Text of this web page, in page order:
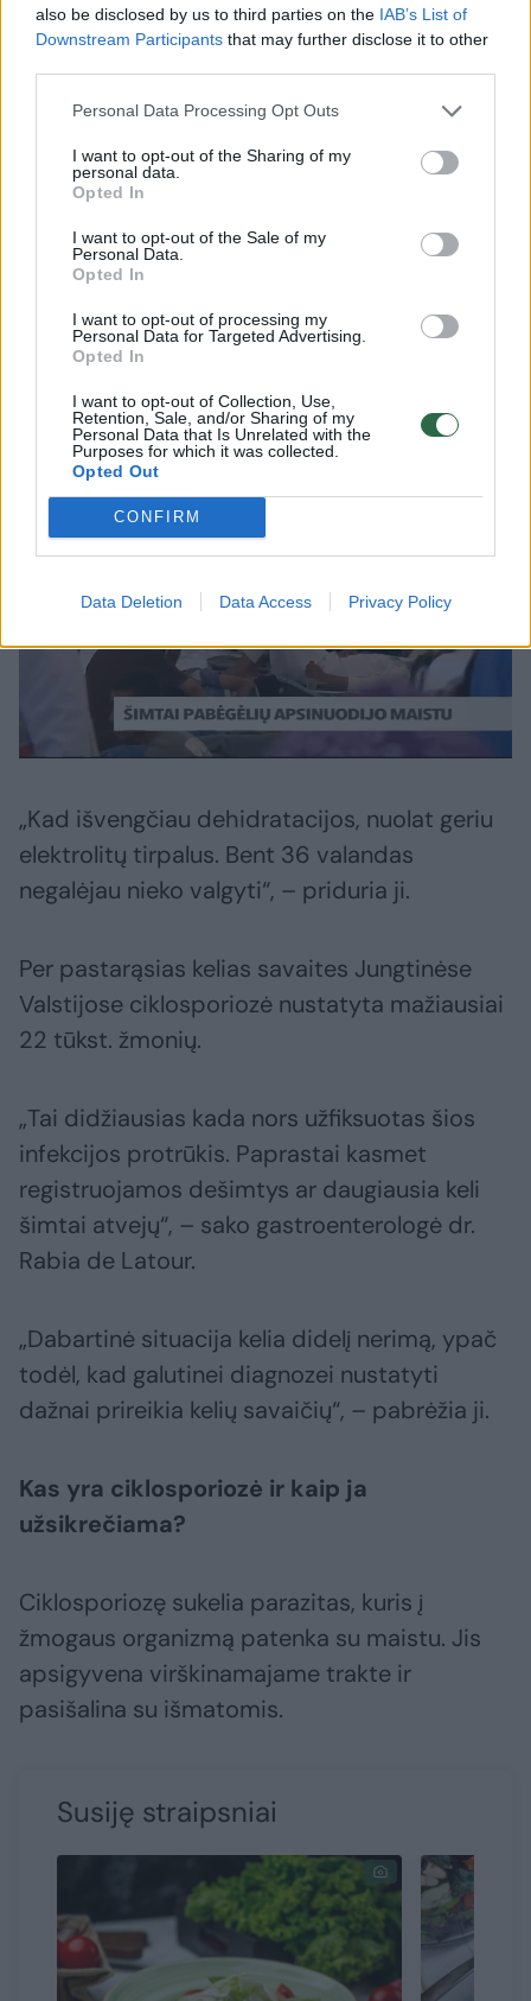
also be disclosed by us to third parties on the IAB’s List of
Downstream Participants that may further disclose it to other
Personal Data Processing Opt Outs
I want to opt-out of the Sharing of my
personal data.
Opted In
I want to opt-out of the Sale of my
Personal Data.
Opted In
I want to opt-out of processing my
Personal Data for Targeted Advertising.
Opted In
I want to opt-out of Collection, Use,
Retention, Sale, and/or Sharing of my
Personal Data that Is Unrelated with the
Purposes for which it was collected.
Opted Out
CONFIRM
Data Deletion Data Access Privacy Policy
simptomai nėra specifiniai.
„Iš pradžių mane kamavo labai stiprus
viduriavimas. Vėliau prasidėjo pilvo
skausmai“, – pasakoja ciklosporioze susirgusi
Gretchen Pleuss.
Neregėto masto masinis žmonių
apsinuodijimas Irake
„Kad išvengčiau dehidratacijos, nuolat geriu
elektrolitų tirpalus. Bent 36 valandas
negalėjau nieko valgyti“, – priduria ji.
Per pastarąsias kelias savaites Jungtinėse
Valstijose ciklosporiozė nustatyta mažiausiai
22 tūkst. žmonių.
„Tai didžiausias kada nors užfiksuotas šios
infekcijos protrūkis. Paprastai kasmet
registruojamos dešimtys ar daugiausia keli
šimtai atvejų“, – sako gastroenterologė dr.
Rabia de Latour.
„Dabartinė situacija kelia didelį nerimą, ypač
todėl, kad galutinei diagnozei nustatyti
dažnai prireikia kelių savaičių“, – pabrėžia ji.
Kas yra ciklosporiozė ir kaip ja
užsikrečiama?
Ciklosporiozę sukelia parazitas, kuris į
žmogaus organizmą patenka su maistu. Jis
apsigyvena virškinamajame trakte ir
pasišalina su išmatomis.
Susiję straipsniai